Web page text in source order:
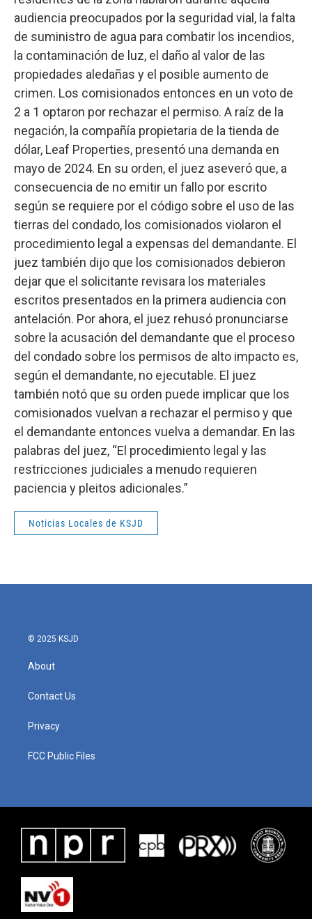
audiencia preocupados por la seguridad vial, la falta
de suministro de agua para combatir los incendios,
la contaminación de luz, el daño al valor de las
propiedades aledañas y el posible aumento de
crimen. Los comisionados entonces en un voto de
2 a 1 optaron por rechazar el permiso. A raíz de la
negación, la compañía propietaria de la tienda de
dólar, Leaf Properties, presentó una demanda en
mayo de 2024. En su orden, el juez aseveró que, a
consecuencia de no emitir un fallo por escrito
según se requiere por el código sobre el uso de las
tierras del condado, los comisionados violaron el
procedimiento legal a expensas del demandante. El
juez también dijo que los comisionados debieron
dejar que el solicitante revisara los materiales
escritos presentados en la primera audiencia con
antelación. Por ahora, el juez rehusó pronunciarse
sobre la acusación del demandante que el proceso
del condado sobre los permisos de alto impacto es,
según el demandante, no ejecutable. El juez
también notó que su orden puede implicar que los
comisionados vuelvan a rechazar el permiso y que
el demandante entonces vuelva a demandar. En las
palabras del juez, “El procedimiento legal y las
restricciones judiciales a menudo requieren
paciencia y pleitos adicionales.”
Noticias Locales de KSJD
© 2025 KSJD
About
Contact Us
Privacy
FCC Public Files